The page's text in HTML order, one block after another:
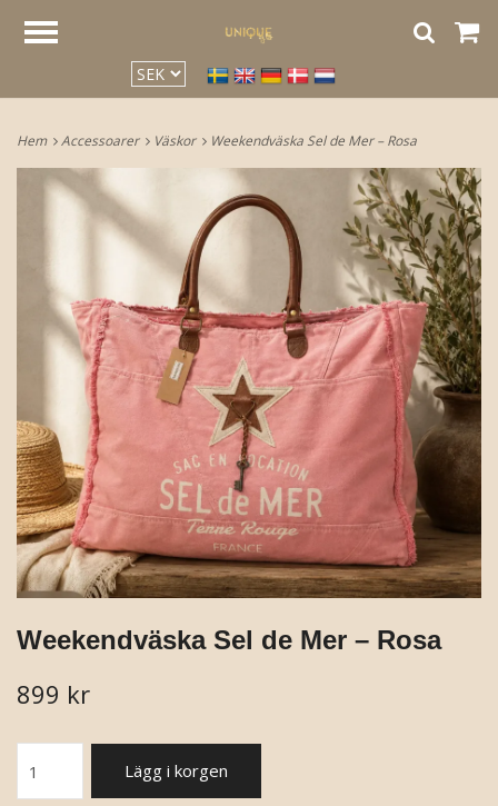
Hem Accessoarer Väskor Weekendväska Sel de Mer – Rosa
Weekendväska Sel de Mer – Rosa
899 kr
Lägg i korgen